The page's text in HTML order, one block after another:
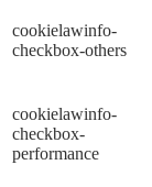
cookielawinfo-
checkbox-others
cookielawinfo-
checkbox-
performance